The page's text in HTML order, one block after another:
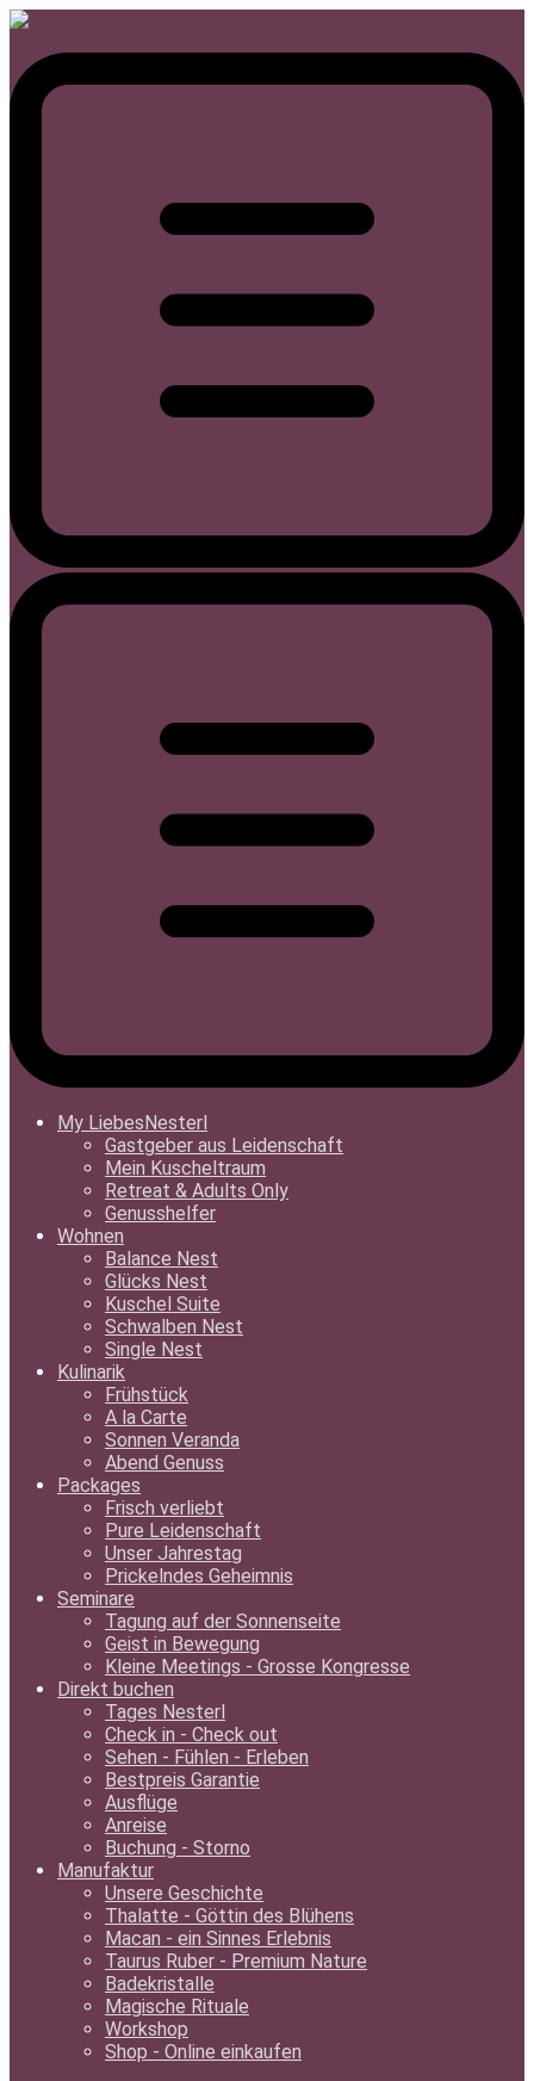
My LiebesNesterl
Gastgeber aus Leidenschaft
Mein Kuscheltraum
Retreat & Adults Only
Genusshelfer
Wohnen
Balance Nest
Glücks Nest
Kuschel Suite
Schwalben Nest
Single Nest
Kulinarik
Frühstück
A la Carte
Sonnen Veranda
Abend Genuss
Packages
Frisch verliebt
Pure Leidenschaft
Unser Jahrestag
Prickelndes Geheimnis
Seminare
Tagung auf der Sonnenseite
Geist in Bewegung
Kleine Meetings - Grosse Kongresse
Direkt buchen
Tages Nesterl
Check in - Check out
Sehen - Fühlen - Erleben
Bestpreis Garantie
Ausflüge
Anreise
Buchung - Storno
Manufaktur
Unsere Geschichte
Thalatte - Göttin des Blühens
Macan - ein Sinnes Erlebnis
Taurus Ruber - Premium Nature
Badekristalle
Magische Rituale
Workshop
Shop - Online einkaufen